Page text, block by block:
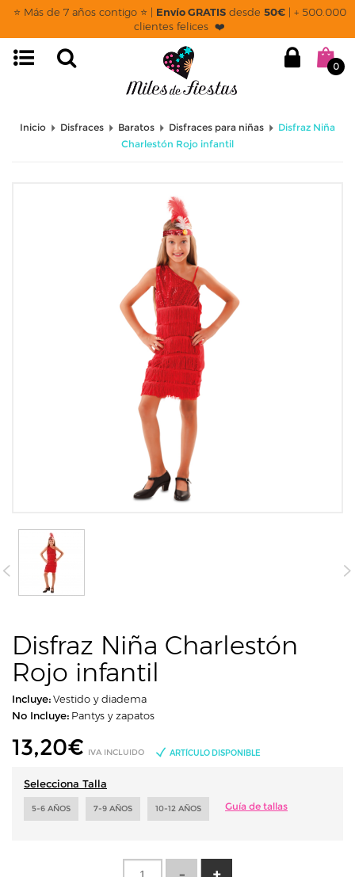
⭐ Más de 7 años contigo ⭐ | Envío GRATISdesde 50€| + 500.000
clientes felices ❤️
0
Inicio Disfraces Baratos Disfraces para niñas
Disfraz Niña
Charlestón Rojo infantil
Disfraz Niña Charlestón
Rojo infantil
Incluye:Vestido y diadema
No Incluye: Pantys y zapatos
13,20€ IVA INCLUIDO ARTÍCULO DISPONIBLE
Selecciona Talla
5-6 AÑOS 7-9 AÑOS 10-12 AÑOS Guía de tallas